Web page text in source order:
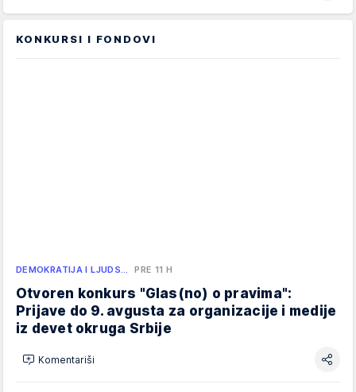
KONKURSI I FONDOVI
DEMOKRATIJA I LJUDS… PRE 11 H
Otvoren konkurs "Glas(no) o pravima":
Prijave do 9. avgusta za organizacije i medije
iz devet okruga Srbije
Komentariši